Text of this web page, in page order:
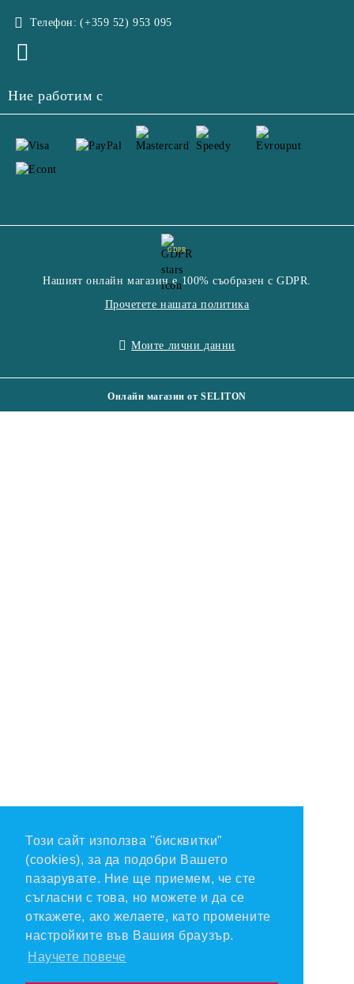
Този сайт използва "бисквитки"
(cookies), за да подобри Вашето
пазарувате. Ние ще приемем, че сте
съгласни с това, но можете и да се
откажете, ако желаете, като промените
настройките във Вашия браузър.
Научете повече
Телефон: (+359 52) 953 095
Ние работим с
GDPR
Нашият онлайн магазин е 100% съобразен с GDPR.
Прочетете нашата политика
Моите лични данни
Онлайн магазин от SELITON